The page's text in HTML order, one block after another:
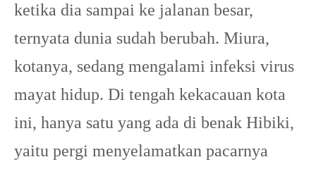
ketika dia sampai ke jalanan besar,
ternyata dunia sudah berubah. Miura,
kotanya, sedang mengalami infeksi virus
mayat hidup. Di tengah kekacauan kota
ini, hanya satu yang ada di benak Hibiki,
yaitu pergi menyelamatkan pacarnya